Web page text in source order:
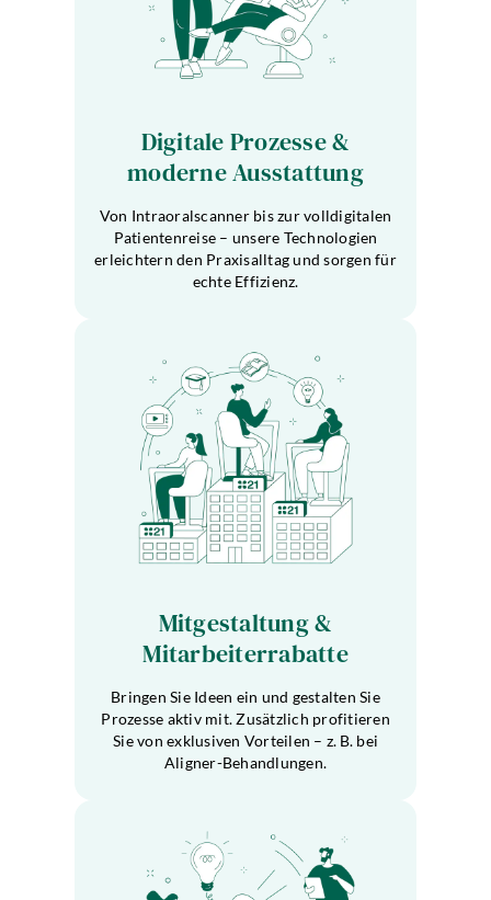
Digitale Prozesse &
moderne Ausstattung
Von Intraoralscanner bis zur volldigitalen
Patientenreise – unsere Technologien
erleichtern den Praxisalltag und sorgen für
echte Effizienz.
Mitgestaltung &
Mitarbeiterrabatte
Bringen Sie Ideen ein und gestalten Sie
Prozesse aktiv mit. Zusätzlich profitieren
Sie von exklusiven Vorteilen – z. B. bei
Aligner-Behandlungen.